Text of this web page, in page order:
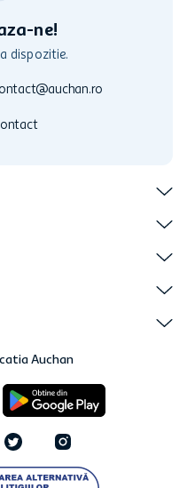
ne!
dispozitie.
Auchan